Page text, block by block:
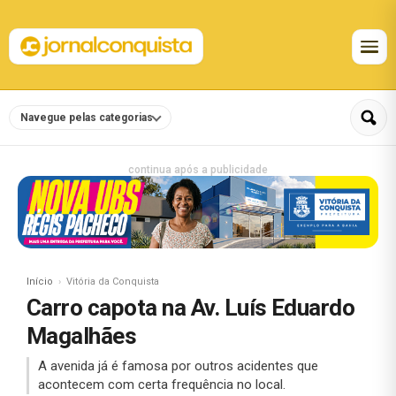
Navegue pelas categorias
continua após a publicidade
Início Vitória da Conquista
Carro capota na Av. Luís Eduardo
Magalhães
A avenida já é famosa por outros acidentes que
acontecem com certa frequência no local.